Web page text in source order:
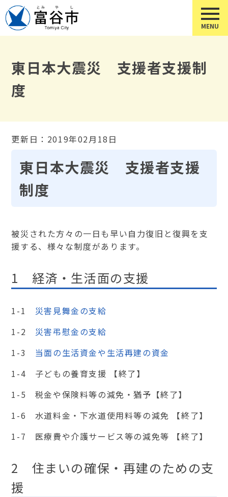
東日本大震災 支援者支援制
度
更新日：2019年02月18日
東日本大震災 支援者支援
制度
被災された方々の一日も早い自力復旧と復興を支
援する、様々な制度があります。
1 経済・生活面の支援
1-1 災害見舞金の支給
1-2 災害弔慰金の支給
1-3 当面の生活資金や生活再建の資金
1-4 子どもの養育支援 【終了】
1-5 税金や保険料等の減免・猶予【終了】
1-6 水道料金・下水道使用料等の減免 【終了】
1-7 医療費や介護サービス等の減免等 【終了】
2 住まいの確保・再建のための支
援